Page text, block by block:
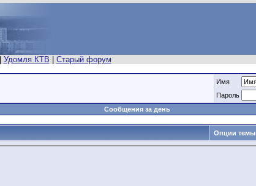
Удомля КТВ Старый форум
Имя
Пароль
Сообщения за день
Опции темы